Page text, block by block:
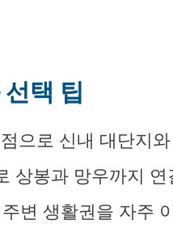
택 팁
으로 신내 대단지
상봉과 망우까지
변 생활권을 자주